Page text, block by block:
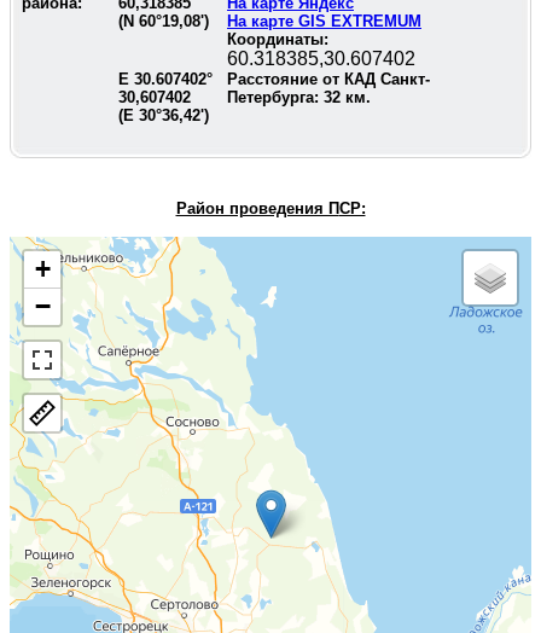
(N 60°19,08')
На карте GIS EXTREMUM
Координаты:
60.318385,30.607402
E 30.607402°
30,607402
(E 30°36,42')
Расстояние от КАД Санкт-
Петербурга: 32 км.
Район проведения ПСР:
+
−